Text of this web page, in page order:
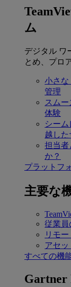
ム
デジタル ワ
とめ、プロ
小さな
管理
スム
体験
シーム
越した
担当者
か？
プラットフ
主要な
従業員
リモ
アセッ
すべての機
Gartner